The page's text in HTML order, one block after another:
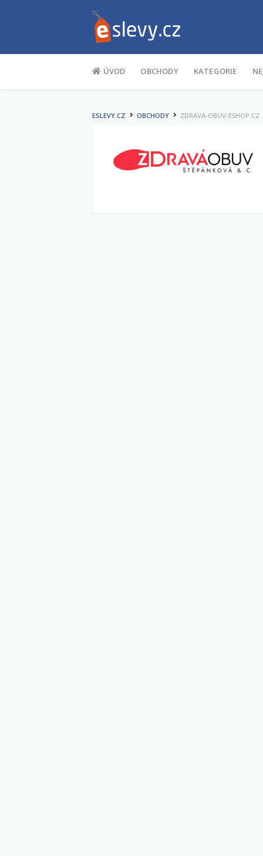
ÚVOD OBCHODY KATEGORIE
ESLEVY.CZ OBCHODY ZDRAVA-OBUV-ESHOP.CZ